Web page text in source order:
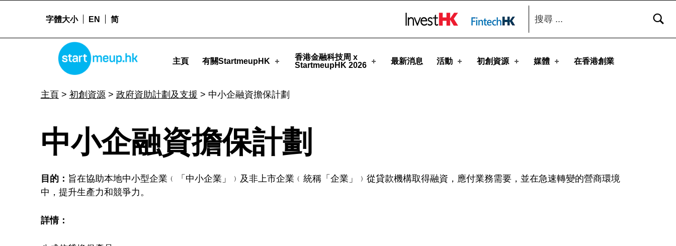
中小企融資擔保計劃 - StartmeupHK
STARTMEUPHK
主頁 有關StartmeupHK
香港金融科技周 x
StartmeupHK 2026
最新消息 活動 初創資源 媒體 在香港創業
字體大小 EN 简
搜尋：
主頁> 初創資源> 政府資助計劃及支援 > 中小企融資擔保計劃
中
小
企
融
中小企融資擔保計劃
目的： 旨在協助本地中小型企業﹙「中小企業」﹚及非上市企業﹙統稱「企業」﹚從貸款機構取得融資，應付業務需要，並在急速轉變的營商環境
中，提升生產力和競爭力。
詳情：